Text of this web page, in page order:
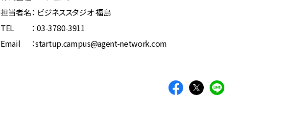
担当者名： ビジネススタジオ 福島
TEL ： 03-3780-3911
Email ：startup.campus@agent-network.com